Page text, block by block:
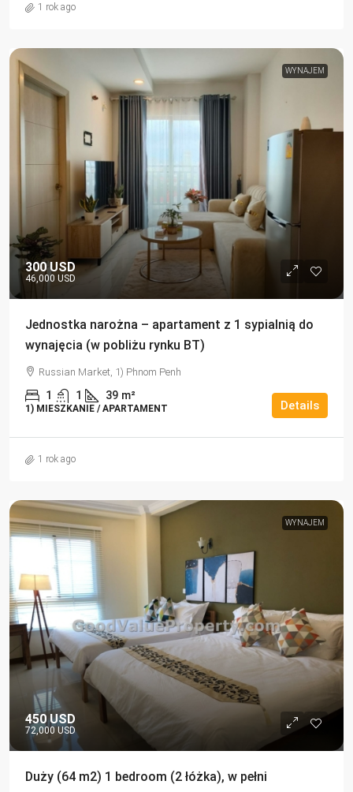
1 rok ago
WYNAJEM
300 USD
46,000 USD
Jednostka narożna – apartament z 1 sypialnią do
wynajęcia (w pobliżu rynku BT)
Russian Market, 1) Phnom Penh
1 1 39 m²
1) MIESZKANIE / APARTAMENT Details
1 rok ago
WYNAJEM
450 USD
72,000 USD
Duży (64 m2) 1 bedroom (2 łóżka), w pełni